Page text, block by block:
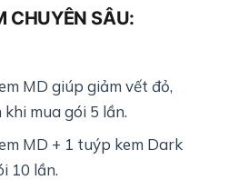
CHUYÊN SÂU:
MD giúp giảm vết đỏ,
mua gói 5 lần.
MD + 1 tuýp kem Dark
10 lần.